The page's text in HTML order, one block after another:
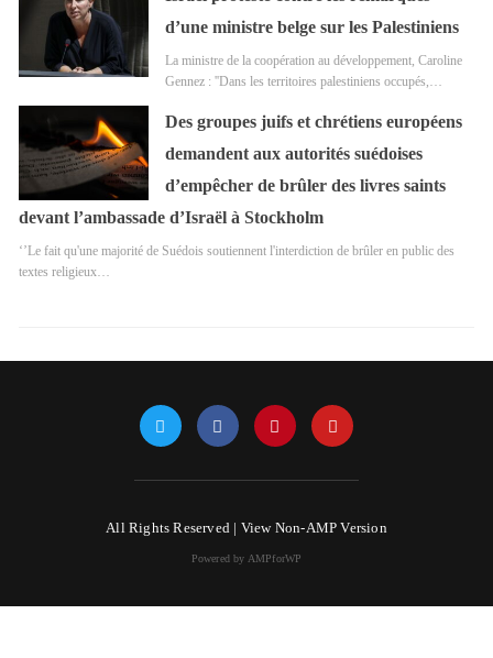
d’une ministre belge sur les Palestiniens
La ministre de la coopération au développement, Caroline
Gennez : ''Dans les territoires palestiniens occupés,…
Des groupes juifs et chrétiens européens
demandent aux autorités suédoises
d’empêcher de brûler des livres saints
devant l’ambassade d’Israël à Stockholm
‘’Le fait qu'une majorité de Suédois soutiennent l'interdiction de brûler en public des
textes religieux…
All Rights Reserved | View Non-AMP Version
Powered by AMPforWP